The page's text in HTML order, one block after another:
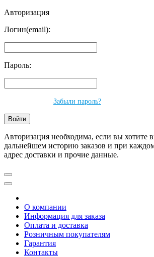
Авторизация
Логин(email):
Пароль:
Забыли пароль?
Авторизация необходима, если вы хотите
дальнейшем историю заказов и при
адрес доставки и прочие данные.
О компании
Информация для заказа
Оплата и доставка
Розничным покупателям
Гарантия
Контакты